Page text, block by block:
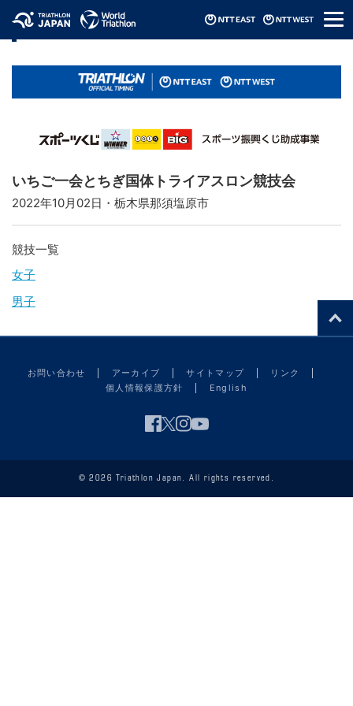
メ
ニ
ー
リザルト / Results
いちご一会とちぎ国体トライアスロン競技会
2022年10月02日・栃木県那須塩原市
競技一覧
女子
男子
お問い合わせ アーカイブ サイトマップ
リンク
個人情報保護方針
English
© 2026 Triathlon Japan. All rights reserved.